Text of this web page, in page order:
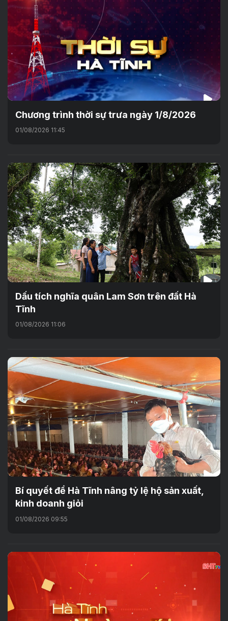
Chương trình thời sự trưa ngày 1/8/2026
01/08/2026 11:45
Dấu tích nghĩa quân Lam Sơn trên đất Hà
Tĩnh
01/08/2026 11:06
Bí quyết để Hà Tĩnh nâng tỷ lệ hộ sản xuất,
kinh doanh giỏi
01/08/2026 09:55